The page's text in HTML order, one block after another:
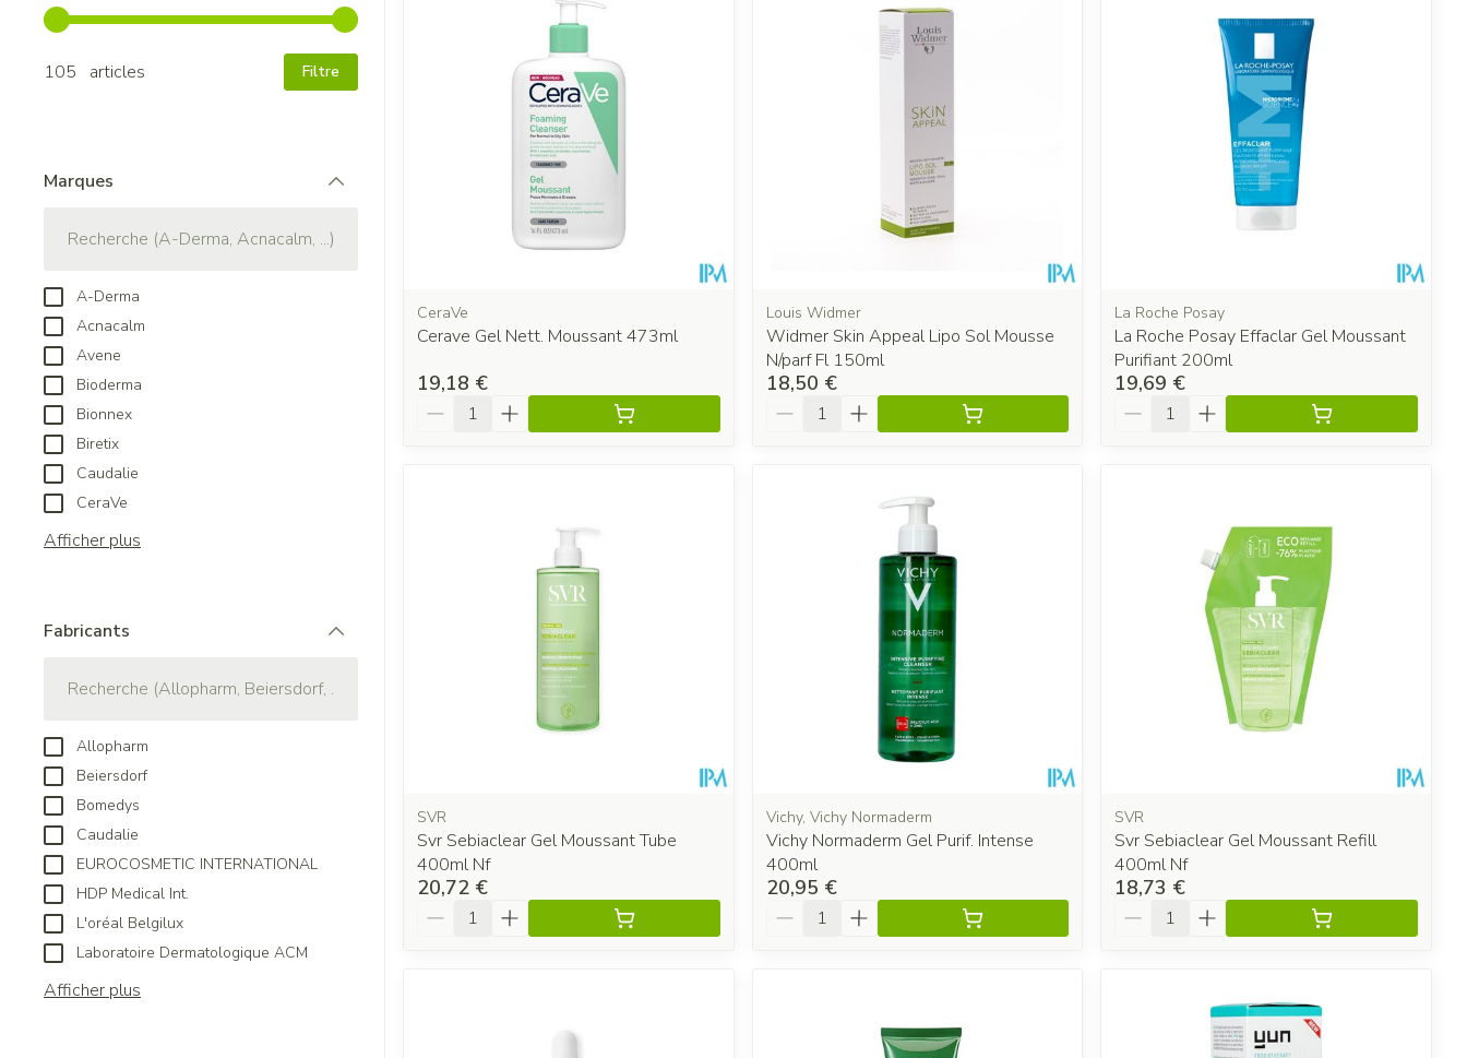
Utilisez les touches fléchées gauche et droite pour ajuster les valeurs minimales et maximales du prix.
105 articles
Filtre
Marques
A-Derma
Acnacalm
Avene
Bioderma
Bionnex
Biretix
Caudalie
CeraVe
Afficher plus
Fabricants
Allopharm
Beiersdorf
Bomedys
Caudalie
EUROCOSMETIC INTERNATIONAL
HDP Medical Int.
L'oréal Belgilux
Laboratoire Dermatologique ACM
Afficher plus
CeraVe
Cerave Gel Nett. Moussant 473ml
19,18 €
Quantité
Louis Widmer
Widmer Skin Appeal Lipo Sol Mousse
N/parf Fl 150ml
18,50 €
Quantité
La Roche Posay
La Roche Posay Effaclar Gel Moussant
Purifiant 200ml
19,69 €
Quantité
SVR
Svr Sebiaclear Gel Moussant Tube
400ml Nf
20,72 €
Quantité
Vichy, Vichy Normaderm
Vichy Normaderm Gel Purif. Intense
400ml
20,95 €
Quantité
SVR
Svr Sebiaclear Gel Moussant Refill
400ml Nf
18,73 €
Quantité